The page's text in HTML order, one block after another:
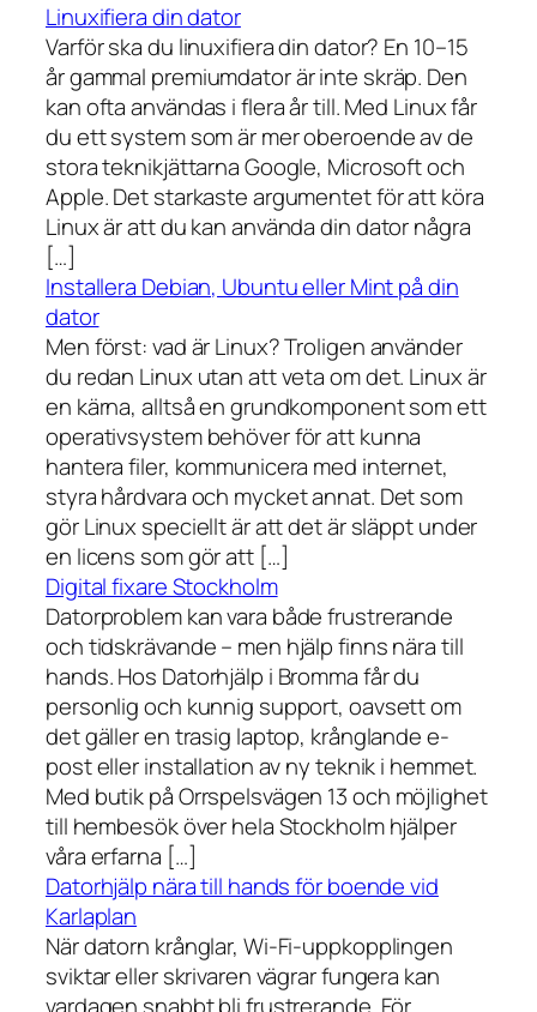
Linuxifiera din dator
Varför ska du linuxifiera din dator? En 10–15
år gammal premiumdator är inte skräp. Den
kan ofta användas i flera år till. Med Linux får
du ett system som är mer oberoende av de
stora teknikjättarna Google, Microsoft och
Apple. Det starkaste argumentet för att köra
Linux är att du kan använda din dator några
[…]
Installera Debian, Ubuntu eller Mint på din
dator
Men först: vad är Linux? Troligen använder
du redan Linux utan att veta om det. Linux är
en kärna, alltså en grundkomponent som ett
operativsystem behöver för att kunna
hantera filer, kommunicera med internet,
styra hårdvara och mycket annat. Det som
gör Linux speciellt är att det är släppt under
en licens som gör att […]
Digital fixare Stockholm
Datorproblem kan vara både frustrerande
och tidskrävande – men hjälp finns nära till
hands. Hos Datorhjälp i Bromma får du
personlig och kunnig support, oavsett om
det gäller en trasig laptop, krånglande e-
post eller installation av ny teknik i hemmet.
Med butik på Orrspelsvägen 13 och möjlighet
till hembesök över hela Stockholm hjälper
våra erfarna […]
Datorhjälp nära till hands för boende vid
Karlaplan
När datorn krånglar, Wi-Fi-uppkopplingen
sviktar eller skrivaren vägrar fungera kan